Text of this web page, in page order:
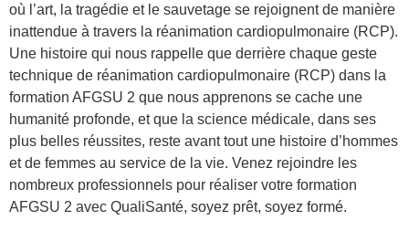
où l’art, la tragédie et le sauvetage se rejoignent de manière
inattendue à travers la réanimation cardiopulmonaire (RCP).
Une histoire qui nous rappelle que derrière chaque geste
technique de réanimation cardiopulmonaire (RCP) dans la
formation AFGSU 2 que nous apprenons se cache une
humanité profonde, et que la science médicale, dans ses
plus belles réussites, reste avant tout une histoire d’hommes
et de femmes au service de la vie. Venez rejoindre les
nombreux professionnels pour réaliser votre formation
AFGSU 2 avec QualiSanté, soyez prêt, soyez formé.